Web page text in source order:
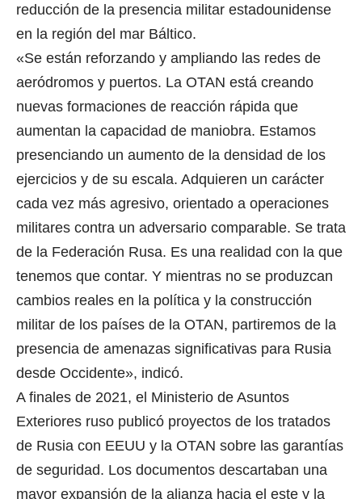
reducción de la presencia militar estadounidense
en la región del mar Báltico.
«Se están reforzando y ampliando las redes de
aeródromos y puertos. La OTAN está creando
nuevas formaciones de reacción rápida que
aumentan la capacidad de maniobra. Estamos
presenciando un aumento de la densidad de los
ejercicios y de su escala. Adquieren un carácter
cada vez más agresivo, orientado a operaciones
militares contra un adversario comparable. Se trata
de la Federación Rusa. Es una realidad con la que
tenemos que contar. Y mientras no se produzcan
cambios reales en la política y la construcción
militar de los países de la OTAN, partiremos de la
presencia de amenazas significativas para Rusia
desde Occidente», indicó.
A finales de 2021, el Ministerio de Asuntos
Exteriores ruso publicó proyectos de los tratados
de Rusia con EEUU y la OTAN sobre las garantías
de seguridad. Los documentos descartaban una
mayor expansión de la alianza hacia el este y la